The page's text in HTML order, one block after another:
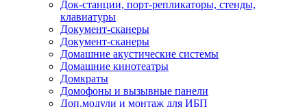
Док-станции, порт-репликаторы, стенды,
клавиатуры
Документ-сканеры
Документ-сканеры
Домашние акустические системы
Домашние кинотеатры
Домкраты
Домофоны и вызывные панели
Доп.модули и монтаж для ИБП